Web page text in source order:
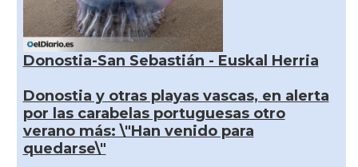
Donostia-San Sebastián - Euskal Herria
Donostia y otras playas vascas, en alerta
por las carabelas portuguesas otro
verano más: \"Han venido para
quedarse\"